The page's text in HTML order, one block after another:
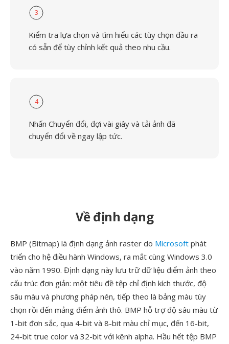
3
Kiểm tra lựa chọn và tìm hiểu các tùy chọn đầu ra
có sẵn để tùy chỉnh kết quả theo nhu cầu.
4
Nhấn Chuyển đổi, đợi vài giây và tải ảnh đã
chuyển đổi về ngay lập tức.
Về định dạng
BMP (Bitmap) là định dạng ảnh raster do Microsoft phát
triển cho hệ điều hành Windows, ra mắt cùng Windows 3.0
vào năm 1990. Định dạng này lưu trữ dữ liệu điểm ảnh theo
cấu trúc đơn giản: một tiêu đề tệp chỉ định kích thước, độ
sâu màu và phương pháp nén, tiếp theo là bảng màu tùy
chọn rồi đến mảng điểm ảnh thô. BMP hỗ trợ độ sâu màu từ
1-bit đơn sắc, qua 4-bit và 8-bit màu chỉ mục, đến 16-bit,
24-bit true color và 32-bit với kênh alpha. Hầu hết tệp BMP